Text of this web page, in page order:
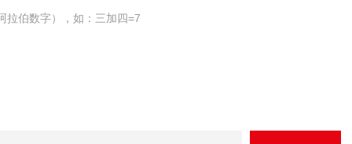
拉伯数字），如：三加四=7